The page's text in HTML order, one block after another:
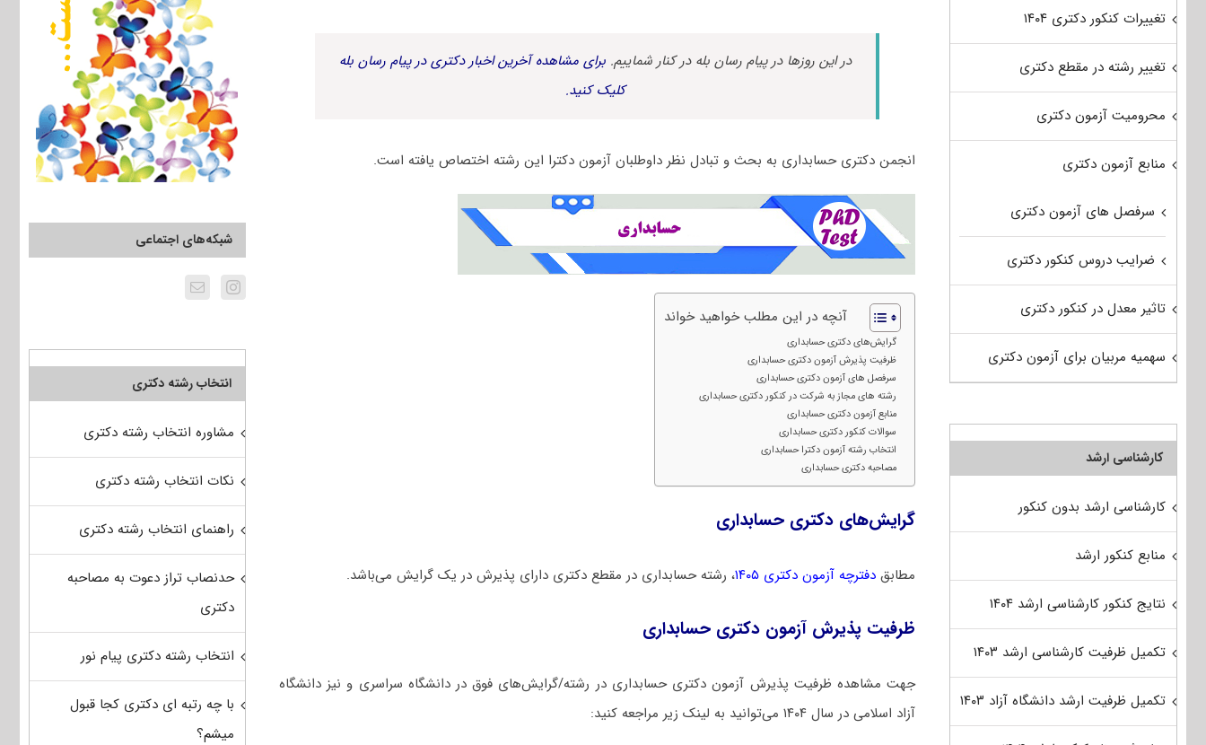
در این روزها در پیام رسان بله در کنار شماییم. برای مشاهده آخرین اخبار دکتری در پیام رسان بله
کلیک کنید.
انجمن دکتری حسابداری به بحث و تبادل نظر داوطلبان آزمون دکترا این رشته اختصاص یافته است.
آنچه در این مطلب خواهید خواند
گرایش‌های دکتری حسابداری
ظرفیت پذیرش آزمون دکتری حسابداری
سرفصل های آزمون دکتری حسابداری
رشته های مجاز به شرکت در کنکور دکتری حسابداری
منابع آزمون دکتری حسابداری
سوالات کنکور دکتری حسابداری
انتخاب رشته آزمون دکترا حسابداری
مصاحبه دکتری حسابداری
گرایش‌های دکتری حسابداری
مطابق دفترچه آزمون دکتری ۱۴۰۵ ، رشته حسابداری در مقطع دکتری دارای پذیرش در یک گرایش می‌باشد.
ظرفیت پذیرش آزمون دکتری حسابداری
جهت مشاهده ظرفیت پذیرش آزمون دکتری حسابداری در رشته/گرایش‌های فوق در دانشگاه سراسری و نیز دانشگاه
آزاد اسلامی در سال ۱۴۰۴ می‌توانید به لینک زیر مراجعه کنید:
شبکه‌های اجتماعی
انتخاب رشته دکتری
مشاوره انتخاب رشته دکتری
نکات انتخاب رشته دکتری
راهنمای انتخاب رشته دکتری
حدنصاب تراز دعوت به مصاحبه
دکتری
انتخاب رشته دکتری پیام نور
با چه رتبه ای دکتری کجا قبول
میشم؟
تغییرات کنکور دکتری ۱۴۰۴
تغییر رشته در مقطع دکتری
محرومیت آزمون دکتری
منابع آزمون دکتری
سرفصل های آزمون دکتری
ضرایب دروس کنکور دکتری
تاثیر معدل در کنکور دکتری
سهمیه مربیان برای آزمون دکتری
کارشناسی ارشد
کارشناسی ارشد بدون کنکور
منابع کنکور ارشد
نتایج کنکور کارشناسی ارشد ۱۴۰۴
تکمیل ظرفیت کارشناسی ارشد ۱۴۰۳
تکمیل ظرفیت ارشد دانشگاه آزاد ۱۴۰۳